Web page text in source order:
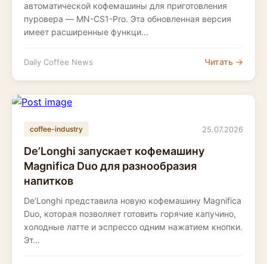
автоматической кофемашины для приготовления
пуровера — MN-CS1-Pro. Эта обновленная версия
имеет расширенные функци...
Daily Coffee News Читать →
coffee-industry 25.07.2026
De’Longhi запускает кофемашину
Magnifica Duo для разнообразия
напитков
De’Longhi представила новую кофемашину Magnifica
Duo, которая позволяет готовить горячие капучино,
холодные латте и эспрессо одним нажатием кнопки.
Эт...